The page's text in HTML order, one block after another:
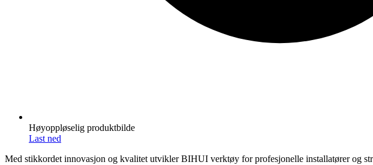
Høyoppløselig produktbilde
Last ned
Med stikkordet innovasjon og kvalitet utvikler BIHUI verktøy for profesjonelle installatører og